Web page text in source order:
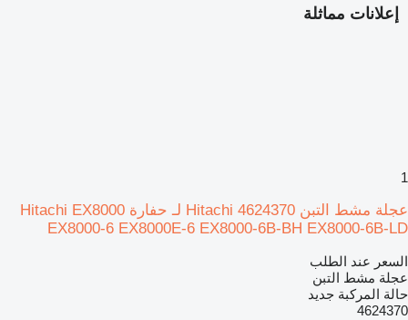
إعلانات مماثلة
1
عجلة مشط التبن Hitachi 4624370 لـ حفارة Hitachi EX8000
EX8000-6 EX8000E-6 EX8000-6B-BH EX8000-6B-LD
السعر عند الطلب
عجلة مشط التبن
حالة المركبة جديد
4624370